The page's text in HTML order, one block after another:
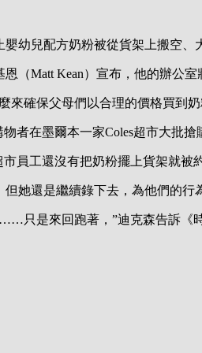
幼兒配方奶粉被從貨架上搬空、
（Matt Kean）宣布，他的辦公
來確保父母們以合理的價格買到奶
者在墨爾本一家Coles超市大批搶
員工還沒有把奶粉擺上貨架就被
她還是繼續錄下去，為他們的行
只是來回跑著，”迪克森告訴《